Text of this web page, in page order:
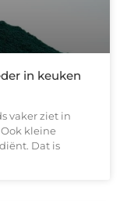
in keuken
vaker ziet in
kleine
Dat is